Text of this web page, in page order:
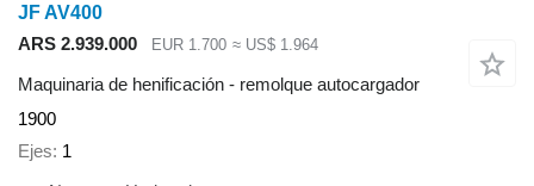
JF AV400
ARS 2.939.000
EUR 1.700 ≈ US$ 1.964
Maquinaria de henificación - remolque autocargador
1900
Ejes 1